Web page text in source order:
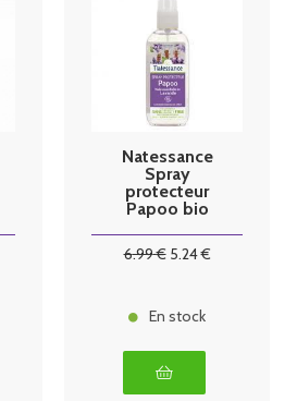
Natessance
Spray
protecteur
Papoo bio
6.99€ 5.24€
En stock